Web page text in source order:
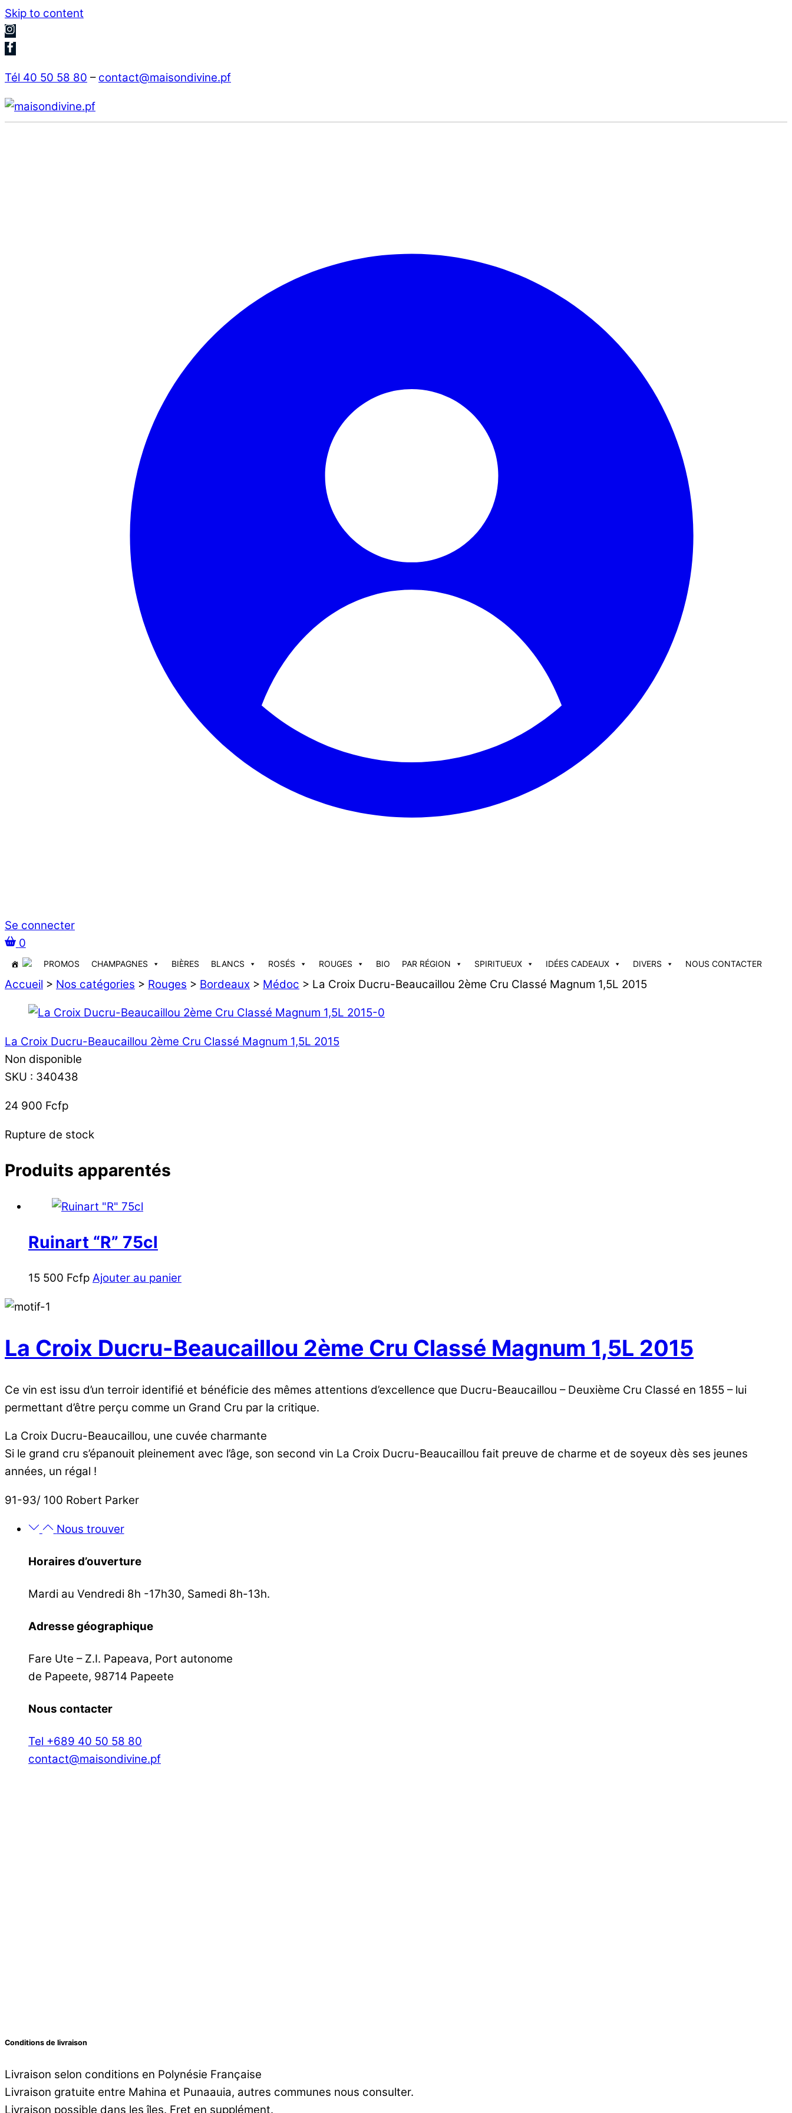
Skip to content
Tél 40 50 58 80 – contact@maisondivine.pf
Se connecter
0
PROMOS CHAMPAGNES BIÈRES BLANCS ROSÉS ROUGES BIO PAR RÉGION SPIRITUEUX IDÉES CADEAUX DIVERS NOUS CONTACTER
Accueil > Nos catégories > Rouges > Bordeaux > Médoc > La Croix Ducru-Beaucaillou 2ème Cru Classé Magnum 1,5L 2015
La Croix Ducru-Beaucaillou 2ème Cru Classé Magnum 1,5L 2015
Non disponible
SKU : 340438
24 900 Fcfp
Rupture de stock
Produits apparentés
Ruinart “R” 75cl
15 500 Fcfp Ajouter au panier
La Croix Ducru-Beaucaillou 2ème Cru Classé Magnum 1,5L 2015
Ce vin est issu d’un terroir identifié et bénéficie des mêmes attentions d’excellence que Ducru-Beaucaillou – Deuxième Cru Classé en 1855 – lui
permettant d’être perçu comme un Grand Cru par la critique.
La Croix Ducru-Beaucaillou, une cuvée charmante
Si le grand cru s’épanouit pleinement avec l’âge, son second vin La Croix Ducru-Beaucaillou fait preuve de charme et de soyeux dès ses jeunes
années, un régal !
91-93/ 100 Robert Parker
Nous trouver
Horaires d’ouverture
Mardi au Vendredi 8h -17h30, Samedi 8h-13h.
Adresse géographique
Fare Ute – Z.I. Papeava, Port autonome
de Papeete, 98714 Papeete
Nous contacter
Tel +689 40 50 58 80
contact@maisondivine.pf
Conditions de livraison
Livraison selon conditions en Polynésie Française
Livraison gratuite entre Mahina et Punaauia, autres communes nous consulter.
Livraison possible dans les îles. Fret en supplément.